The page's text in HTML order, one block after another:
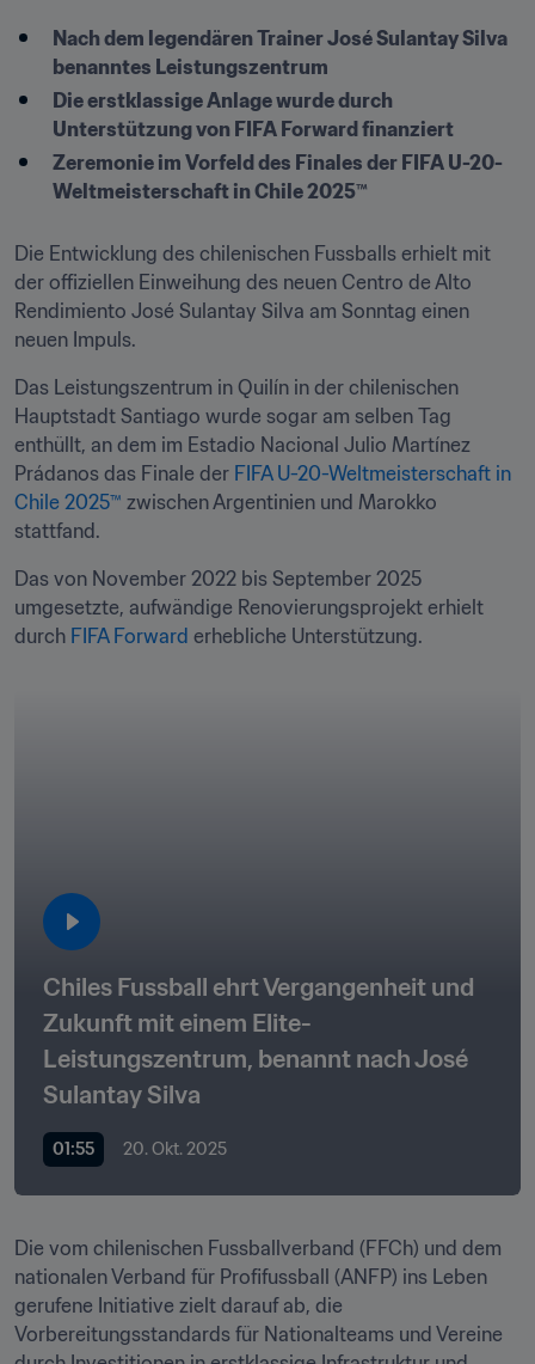
Nach dem legendären Trainer José Sulantay Silva
benanntes Leistungszentrum
Die erstklassige Anlage wurde durch
Unterstützung von FIFA Forward finanziert
Zeremonie im Vorfeld des Finales der FIFA U-20-
Weltmeisterschaft in Chile 2025™
Die Entwicklung des chilenischen Fussballs erhielt mit
der offiziellen Einweihung des neuen Centro de Alto
Rendimiento José Sulantay Silva am Sonntag einen
neuen Impuls.
Das Leistungszentrum in Quilín in der chilenischen
Hauptstadt Santiago wurde sogar am selben Tag
enthüllt, an dem im Estadio Nacional Julio Martínez
Prádanos das Finale der FIFA U-20-Weltmeisterschaft in
Chile 2025™ zwischen Argentinien und Marokko
stattfand.
Das von November 2022 bis September 2025
umgesetzte, aufwändige Renovierungsprojekt erhielt
durch FIFA Forward erhebliche Unterstützung.
Chiles Fussball ehrt Vergangenheit und
Zukunft mit einem Elite-
Leistungszentrum, benannt nach José
Sulantay Silva
01:55 20. Okt. 2025
Die vom chilenischen Fussballverband (FFCh) und dem
nationalen Verband für Profifussball (ANFP) ins Leben
gerufene Initiative zielt darauf ab, die
Vorbereitungsstandards für Nationalteams und Vereine